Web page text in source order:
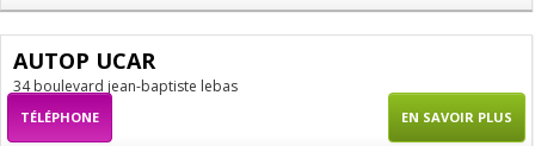
AUTOP UCAR
34 boulevard jean-baptiste lebas
TÉLÉPHONE EN SAVOIR PLUS